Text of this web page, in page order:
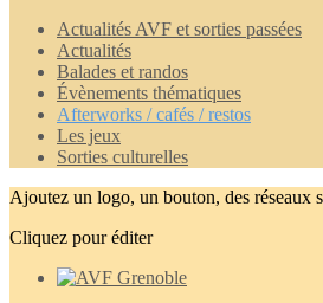
Actualités AVF et sorties passées
Actualités
Balades et randos
Évènements thématiques
Afterworks / cafés / restos
Les jeux
Sorties culturelles
Ajoutez un logo, un bouton, des réseaux
Cliquez pour éditer